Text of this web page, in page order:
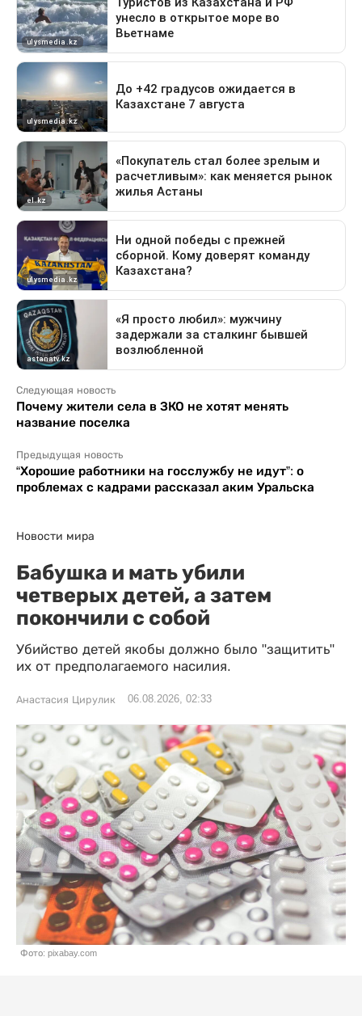
Следующая новость
Почему жители села в ЗКО не хотят менять
название поселка
Предыдущая новость
“Хорошие работники на госслужбу не идут”: о
проблемах с кадрами рассказал аким Уральска
Новости мира
Бабушка и мать убили
четверых детей, а затем
покончили с собой
Убийство детей якобы должно было "защитить"
их от предполагаемого насилия.
Анастасия Цирулик 06.08.2026, 02:33
Фото: pixabay.com